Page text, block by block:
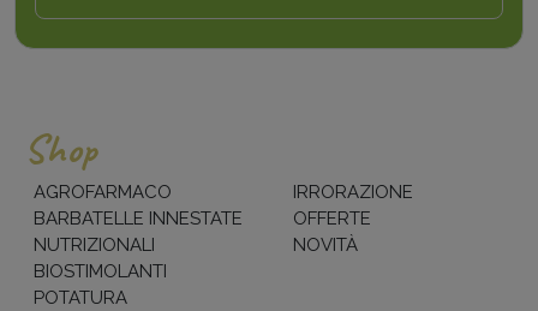
Shop
AGROFARMACO
BARBATELLE INNESTATE
NUTRIZIONALI
BIOSTIMOLANTI
POTATURA
IRRORAZIONE
OFFERTE
NOVITÀ